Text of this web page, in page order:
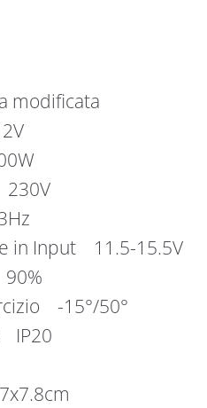
modificata
in Input 11.5-15.5V
-15°/50°
IP20